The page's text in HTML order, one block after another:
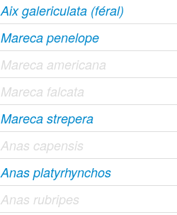
Aix galericulata (féral)
Mareca penelope
Mareca americana
Mareca falcata
Mareca strepera
Anas capensis
Anas platyrhynchos
Anas rubripes